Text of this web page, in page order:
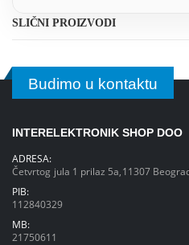
SLIČNI PROIZVODI
Budimo u kontaktu
INTERELEKTRONIK SHOP DOO
ADRESA:
Četvrtog jula 1 prilaz 5a,11307
PIB:
112840329
MB:
21750611